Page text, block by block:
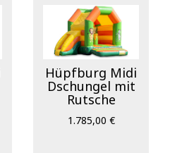
Hüpfburg Midi
Dschungel mit
Rutsche
1.785,00 €